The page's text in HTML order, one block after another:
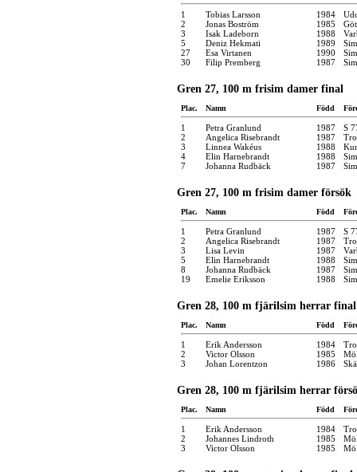
1 Tobias Larsson 1984
2
Jonas Boström 1985
3
Isak Ladeborn 1988
5
Deniz Hekmati 1989
27
Esa Virtanen 1990
30
Filip Premberg 1987
Gren 27, 100 m frisim damer final
Plac. Namn Född
1 Petra Granlund 1987
S
2
Angelica Risebrandt 1987
3
Linnea Wakéus 1988
4
Elin Harnebrandt 1988
7
Johanna Rudbäck 1987
Gren 27, 100 m frisim damer försök
Plac. Namn Född
1 Petra Granlund 1987
S
2
Angelica Risebrandt 1987
3
Lisa Levin 1987
5
Elin Harnebrandt 1988
8
Johanna Rudbäck 1987
19
Emelie Eriksson 1988
Gren 28, 100 m fjärilsim herrar final
Plac. Namn Född
1 Erik Andersson 1984
2
Victor Olsson 1985
3
Johan Lorentzon 1986
Gren 28, 100 m fjärilsim herrar
Plac. Namn Född
1 Erik Andersson 1984
2
Johannes Lindroth 1985
3
Victor Olsson 1985